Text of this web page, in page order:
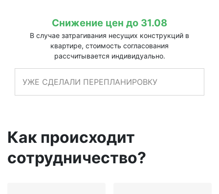
Снижение цен до 31.08
В случае затрагивания несущих конструкций в
квартире, стоимость согласования
рассчитывается индивидуально.
УЖЕ СДЕЛАЛИ ПЕРЕПЛАНИРОВКУ
Как происходит
сотрудничество?